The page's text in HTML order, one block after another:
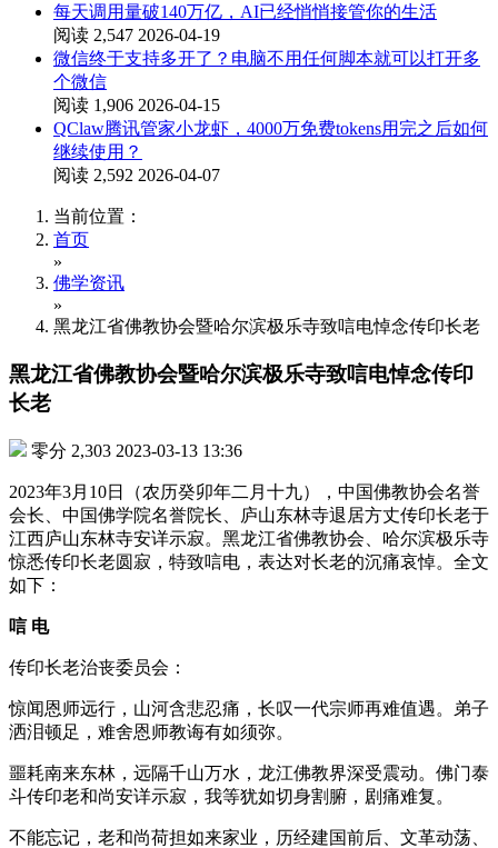
每天调用量破140万亿，AI已经悄悄接管你的生活
阅读 2,547 2026-04-19
微信终于支持多开了？电脑不用任何脚本就可以打开多
个微信
阅读 1,906 2026-04-15
QClaw腾讯管家小龙虾，4000万免费tokens用完之后如何
继续使用？
阅读 2,592 2026-04-07
当前位置：
首页
»
佛学资讯
»
黑龙江省佛教协会暨哈尔滨极乐寺致唁电悼念传印长老
黑龙江省佛教协会暨哈尔滨极乐寺致唁电悼念传印
长老
零分 2,303 2023-03-13 13:36
2023年3月10日（农历癸卯年二月十九），中国佛教协会名誉
会长、中国佛学院名誉院长、庐山东林寺退居方丈传印长老于
江西庐山东林寺安详示寂。黑龙江省佛教协会、哈尔滨极乐寺
惊悉传印长老圆寂，特致唁电，表达对长老的沉痛哀悼。全文
如下：
唁 电
传印长老治丧委员会：
惊闻恩师远行，山河含悲忍痛，长叹一代宗师再难值遇。弟子
洒泪顿足，难舍恩师教诲有如须弥。
噩耗南来东林，远隔千山万水，龙江佛教界深受震动。佛门泰
斗传印老和尚安详示寂，我等犹如切身割腑，剧痛难复。
不能忘记，老和尚荷担如来家业，历经建国前后、文革动荡、